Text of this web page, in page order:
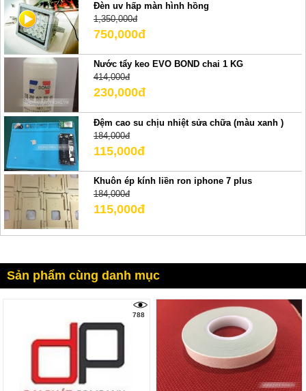
Đèn uv hấp màn hình hồng
1,350,000đ
750,000đ
Nước tẩy keo EVO BOND chai 1 KG
414,000đ
230,000đ
Đệm cao su chịu nhiệt sửa chữa (màu xanh )
184,000đ
115,000đ
Khuôn ép kính liền ron iphone 7 plus
184,000đ
115,000đ
Sản phẩm cùng danh mục
788